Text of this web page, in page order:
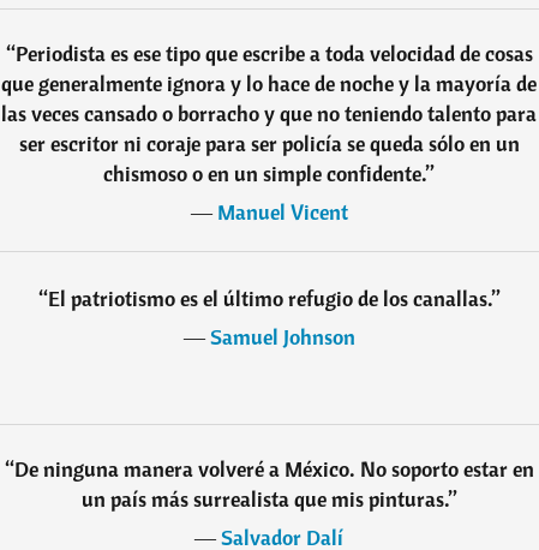
“Periodista es ese tipo que escribe a toda velocidad de cosas
que generalmente ignora y lo hace de noche y la mayoría de
las veces cansado o borracho y que no teniendo talento para
ser escritor ni coraje para ser policía se queda sólo en un
chismoso o en un simple confidente.”
―Manuel Vicent
“El patriotismo es el último refugio de los canallas.”
―Samuel Johnson
“De ninguna manera volveré a México. No soporto estar en
un país más surrealista que mis pinturas.”
―Salvador Dalí